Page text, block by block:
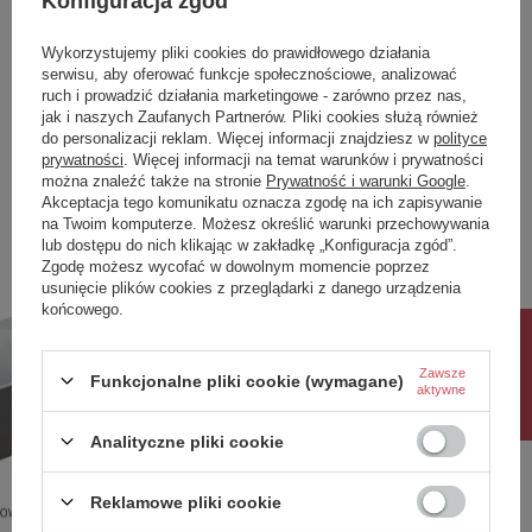
W komplecie stelaż oraz syfon z chromowanym
odpływem i przelewem.
Do wyboru dodatkowo pokrywa na odpływ i
przelew do wanny wolnostojącej w 4
Biały Połysk, Czarny Połysk, Czarny Mat, Złoty
Symbol
Seria SOLA
kolor Popiel Połysk
Strona Wanny Prawa
Zobacz również
Poprzedni z tej kategorii Następny z tej kategorii
Wykorzystujemy pliki cookies do prawidłowego działania
serwisu, aby oferować funkcje społecznościowe, analizować
ruch i prowadzić działania marketingowe - zarówno przez nas,
jak i naszych Zaufanych Partnerów. Pliki cookies służą również
do personalizacji reklam. Więcej informacji znajdziesz w polityce
prywatności . Więcej informacji na temat warunków i prywatności
można znaleźć także na stronie Prywatność i warunki Google
Akceptacja tego komunikatu oznacza zgodę na ich zapisywanie
na Twoim komputerze. Możesz określić warunki przechowywania
lub dostępu do nich klikając w zakładkę „Konfiguracja zgód”.
Zgodę możesz wycofać w dowolnym momencie poprzez
usunięcie plików cookies z przeglądarki z danego urządzenia
końcowego.
Funkcjonalne pliki cookie (wymagane)
Zawsze
aktywne
Analityczne pliki cookie
Reklamowe pliki cookie